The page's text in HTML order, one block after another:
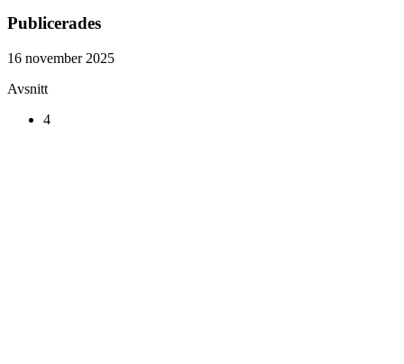
Publicerades
16 november 2025
Avsnitt
4